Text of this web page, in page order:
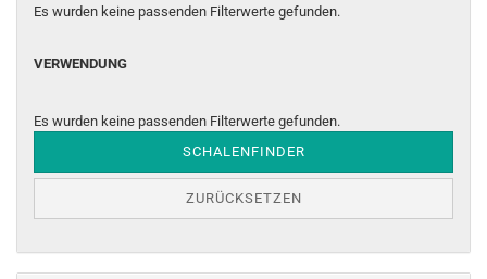
Es wurden keine passenden Filterwerte gefunden.
VERWENDUNG
VERWENDUNG
Es wurden keine passenden Filterwerte gefunden.
SCHALENFINDER
ZURÜCKSETZEN